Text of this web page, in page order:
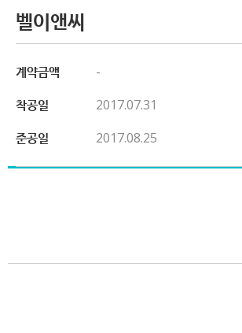
벨이앤씨
계약금액
-
착공일
2017.07.31
준공일
2017.08.25